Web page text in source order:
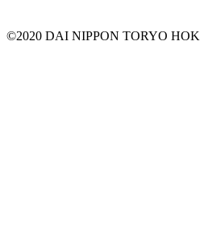
©2020 DAI NIPPON TORYO